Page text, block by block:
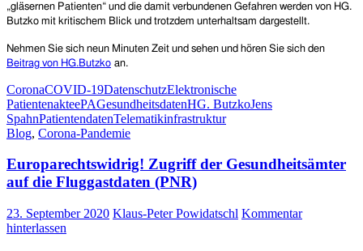
„gläsernen Patienten“ und die damit verbundenen Gefahren werden von HG.
Butzko mit kritischem Blick und trotzdem unterhaltsam dargestellt.
Nehmen Sie sich neun Minuten Zeit und sehen und hören Sie sich den
Beitrag von HG.Butzko an.
CoronaCOVID-19DatenschutzElektronische
PatientenakteePAGesundheitsdatenHG. ButzkoJens
SpahnPatientendatenTelematikinfrastruktur
Blog, Corona-Pandemie
Europarechtswidrig! Zugriff der Gesundheitsämter
auf die Fluggastdaten (PNR)
23. September 2020 Klaus-Peter Powidatschl Kommentar
hinterlassen